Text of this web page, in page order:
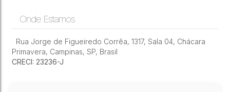
Onde Estamos
Rua Jorge de Figueiredo Corrêa, 1317, Sala 04, Chácara
Primavera, Campinas, SP, Brasil
CRECI: 23236-J